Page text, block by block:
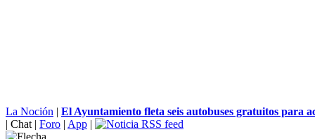
La Noción | El Ayuntamiento fleta seis autobuses gratuitos para
| Chat | Foro | App |